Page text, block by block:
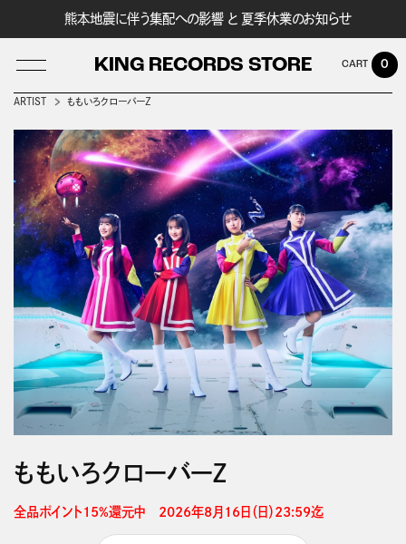
熊本地震に伴う集配への影響 と 夏季休業のお知らせ
KING RECORDS STORE
LOG IN
0
ARTIST ももいろクローバーＺ
ももいろクローバーＺ
全品ポイント15%還元中　2026年8月16日（日）23:59迄